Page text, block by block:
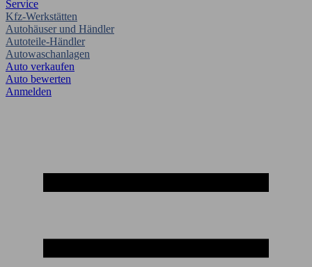
Service
Kfz-Werkstätten
Autohäuser und Händler
Autoteile-Händler
Autowaschanlagen
Auto verkaufen
Auto bewerten
Anmelden